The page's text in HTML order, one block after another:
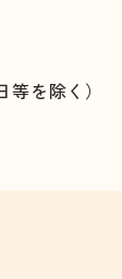
等を除く）